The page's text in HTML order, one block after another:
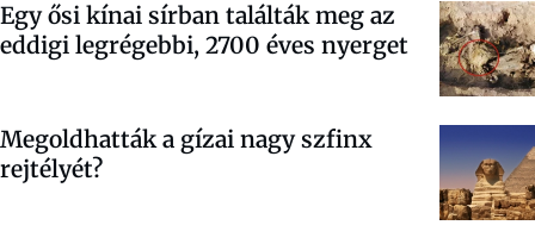
Egy ősi kínai sírban találták meg az
eddigi legrégebbi, 2700 éves nyerget
Megoldhatták a gízai nagy szfinx
rejtélyét?